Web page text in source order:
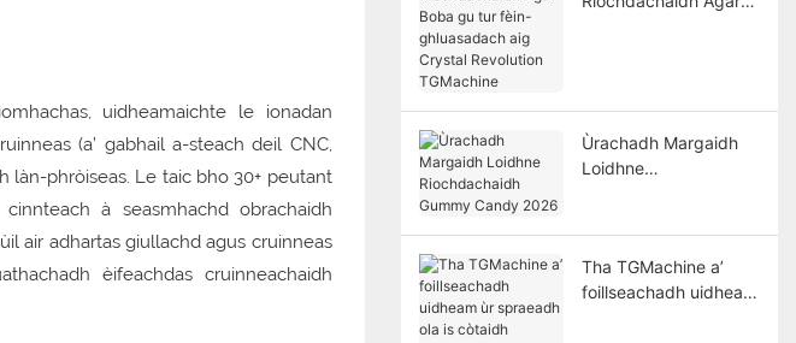
uidheamaichte le ionadan
(a’ gabhail a-steach deil CNC,
làn-phròiseas. Le taic bho 30+ peutant
à seasmhachd obrachaidh
air adhartas giullachd agus cruinneas
èifeachdas cruinneachaidh
Ùrachadh Margaidh
Loidhne
Tha TGMachine a’
foillseachadh uidheam